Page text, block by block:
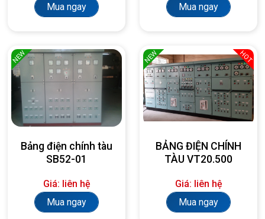
Mua ngay
Mua ngay
NEW
Bảng điện chính tàu
SB52-01
Giá: liên hệ
Mua ngay
NEW HOT
BẢNG ĐIỆN CHÍNH
TÀU VT20.500
Giá: liên hệ
Mua ngay